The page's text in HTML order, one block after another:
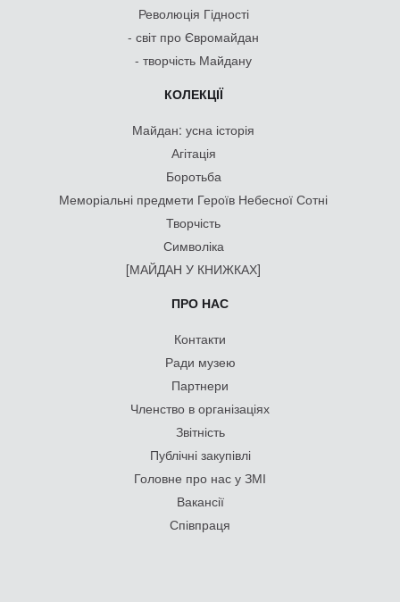
Революція Гідності
- світ про Євромайдан
- творчість Майдану
КОЛЕКЦІЇ
Майдан: усна історія
Агітація
Боротьба
Меморіальні предмети Героїв Небесної Сотні
Творчість
Символіка
[МАЙДАН У КНИЖКАХ]
ПРО НАС
Контакти
Ради музею
Партнери
Членство в організаціях
Звітність
Публічні закупівлі
Головне про нас у ЗМІ
Вакансії
Співпраця